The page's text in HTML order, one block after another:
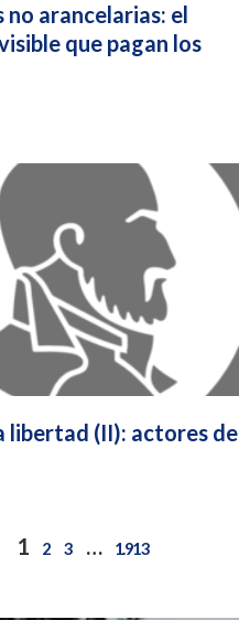
no arancelarias: el
que pagan los
libertad (II): actores de
1 2 3 … 1.913